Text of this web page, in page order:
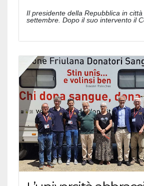
Il presidente della Repubblica in
settembre. Dopo il suo intervento il